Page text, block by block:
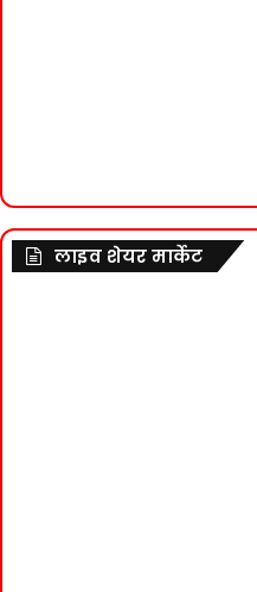
लाइव शेयर मार्केट